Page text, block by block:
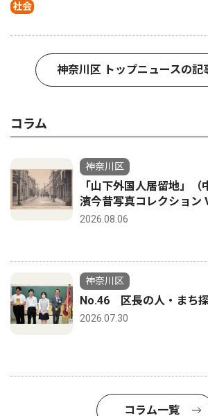
社会
神奈川区 トップニュースの記
コラム
神奈川区
「山下外国人居留地」
濱今昔写真コレクション
2026.08.06
神奈川区
No.46 区長の人・まち
2026.07.30
コラム一覧